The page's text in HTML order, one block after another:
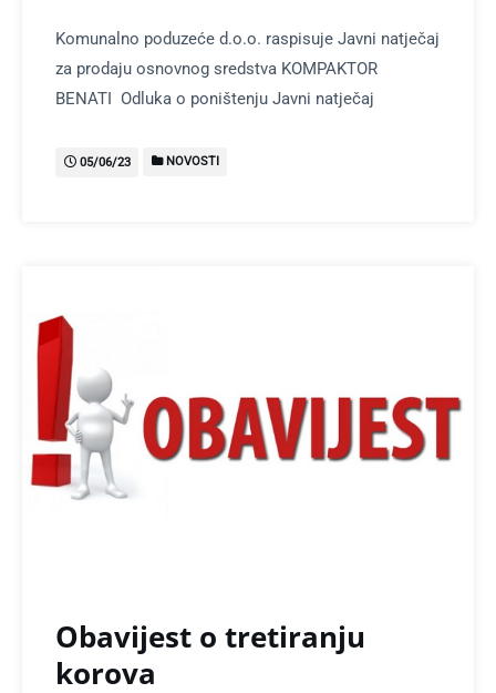
Komunalno poduzeće d.o.o. raspisuje Javni natječaj
za prodaju osnovnog sredstva KOMPAKTOR
BENATI Odluka o poništenju Javni natječaj
05/06/23 NOVOSTI
Obavijest o tretiranju
korova